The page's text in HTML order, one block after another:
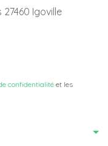
Igoville
confidentialité et les